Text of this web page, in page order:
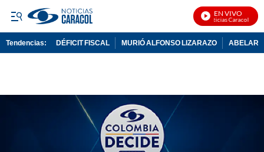
EN VIVO
Noticias Caracol En
Tendencias: DÉFICIT FISCAL MURIÓ ALFONSO LIZARAZO